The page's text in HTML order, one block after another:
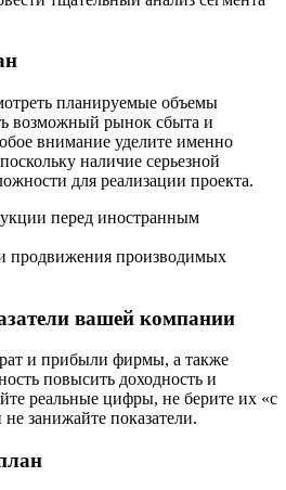
планируемые объемы
возможный рынок сбыта и
внимание уделите именно
наличие серьезной
для реализации проекта.
перед иностранным
продвижения производимых
вашей компании
и прибыли фирмы, а также
повысить доходность и
реальные цифры, не берите их «с
занижайте показатели.